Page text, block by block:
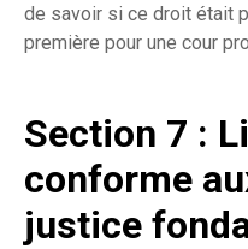
de savoir si ce droit était
première pour une cour
Section 7 :
conforme
justice